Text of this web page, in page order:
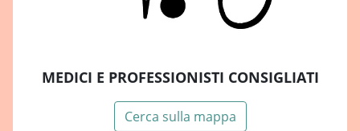
MEDICI E PROFESSIONISTI CONSIGLIATI
Cerca sulla mappa